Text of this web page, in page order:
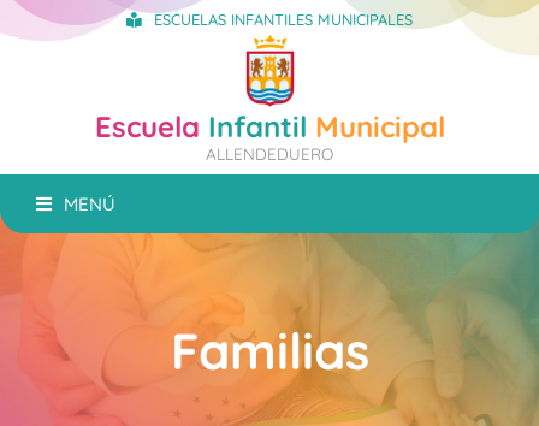
ESCUELAS INFANTILES MUNICIPALES
Escuela Infantil Municipal
ALLENDEDUERO
MENÚ
Familias